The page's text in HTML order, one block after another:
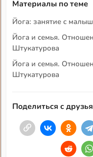
Материалы по теме
Йога: занятие с
Йога и семья.
Штукатурова
Йога и семья.
Штукатурова
Поделиться с